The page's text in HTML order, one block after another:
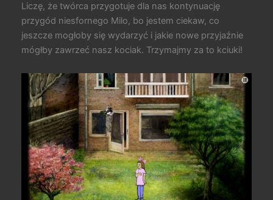
Liczę, że twórca przygotuje dla nas kontynuację
przygód niesfornego Milo, bo jestem ciekaw, co
jeszcze mogłoby się wydarzyć i jakie nowe przyjaźnie
mógłby zawrzeć nasz kociak. Trzymajmy za to kciuki!